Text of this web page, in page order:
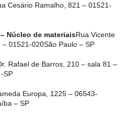
Cesário Ramalho, 821 – 01521-
Núcleo de materiaisRua Vicente
– 01521-020São Paulo – SP
Rafael de Barros, 210 – sala 81 –
SP
Europa, 1225 – 06543-
– SP